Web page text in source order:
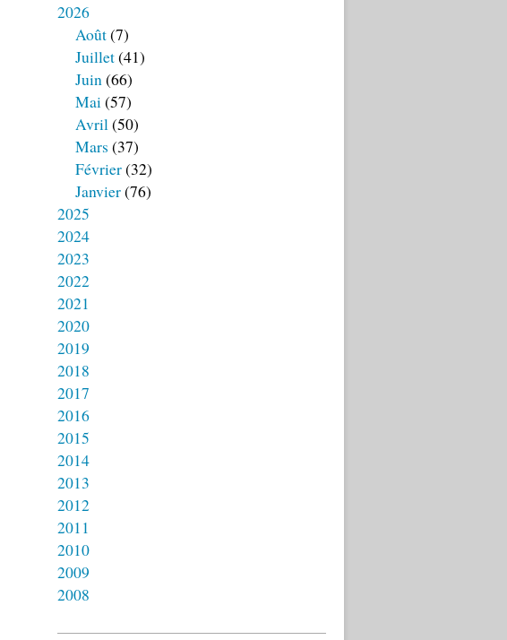
2026
Août(7)
Juillet(41)
Juin(66)
Mai(57)
Avril(50)
Mars (37)
Février(32)
Janvier(76)
2025
2024
2023
2022
2021
2020
2019
2018
2017
2016
2015
2014
2013
2012
2011
2010
2009
2008